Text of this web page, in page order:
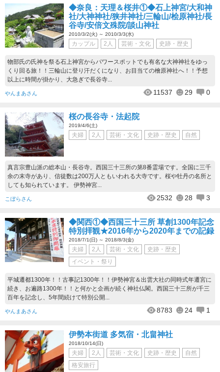
◆奈良：天理＆桜井①◆石上神宮/大和神
社/大神神社/狭井神社/三輪山/桧原神社/長
谷寺/安倍文殊院/談山神社
2010/3/2(火) ～ 2010/3/3(水)
カップル 2人 芸術・文化 史跡・歴史
物部氏の氏神を祭る石上神宮からパワースポットでも有名な大神神社をゆっ
くり回る旅！！三輪山に登り汗だくになり、お目当ての檜原神社へ！！予想
以上に時間が掛かり、大急ぎで長谷寺...
やんまあさん 11537 29 0
桜の長谷寺・法起院
2019/4/6(土)
夫婦 2人 芸術・文化 史跡・歴史 自然
真言宗豊山派の総本山・長谷寺。西国三十三所の第8番霊場です。全国に三千
余の末寺があり、信徒数は200万人ともいわれる大寺です。桜や牡丹の名所と
しても知られています。 伊勢神宮...
こぼらさん 2532 28 3
◆関西①◆西国三十三所 草創1300年記念
特別拝観★2016年から2020年までの記録
2018/7/1(日) ～ 2018/8/3(金)
夫婦 2人 芸術・文化
史跡・歴史
イベント・祭り
平城遷都1300年！！古事記1300年！！伊勢神宮＆出雲大社の同時式年遷宮に
続き、お遍路1300年！！と何かと企画が続く神社仏閣。西国三十三所が千三
百年を記念し、5年間続けて特別公開...
やんまあさん 8783 24 1
伊勢本街道 多気宿・北畠神社
2018/10/14(日)
夫婦 2人 芸術・文化 史跡・歴史
自然
格安旅行